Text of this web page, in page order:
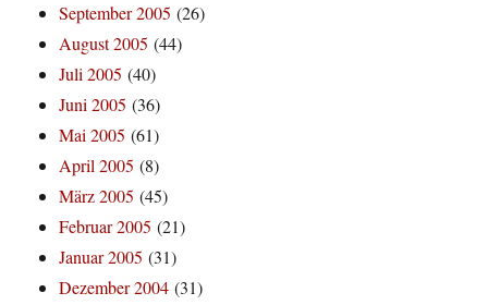
September 2005 (26)
August 2005 (44)
Juli 2005 (40)
Juni 2005 (36)
Mai 2005 (61)
April 2005 (8)
März 2005 (45)
Februar 2005 (21)
Januar 2005 (31)
Dezember 2004 (31)